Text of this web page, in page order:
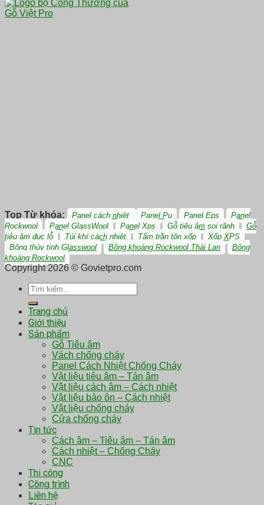
Top Từ khóa: Panel cách nhiệt Panel Pu Panel Eps
Panel
Rockwool
Panel GlassWool Panel Xps Gỗ tiêu âm soi rãnh
Gỗ
tiêu âm đục lỗ
Túi khí cách nhiệt Tấm trần tôn xốp
Xốp XPS
Bông thủy tinh Glasswool
Bông khoáng Rockwool Thái Lan
Bông
khoáng Rockwool
Copyright 2026 © Govietpro.com
Tìm
kiếm:
Trang chủ
Giới thiệu
Sản phẩm
Gỗ Tiêu âm
Vách chống cháy
Panel Cách Nhiệt Chống Cháy
Vật liệu tiêu âm – Tán âm
Vật liệu cách âm – Cách nhiệt
Vật liệu bảo ôn – Cách nhiệt
Vật liệu chống cháy
Cửa chống cháy
Tin tức
Cách âm – Tiêu âm – Tán âm
Cách nhiệt – Chống Cháy
CNC
Thi công
Công trình
Liên hệ